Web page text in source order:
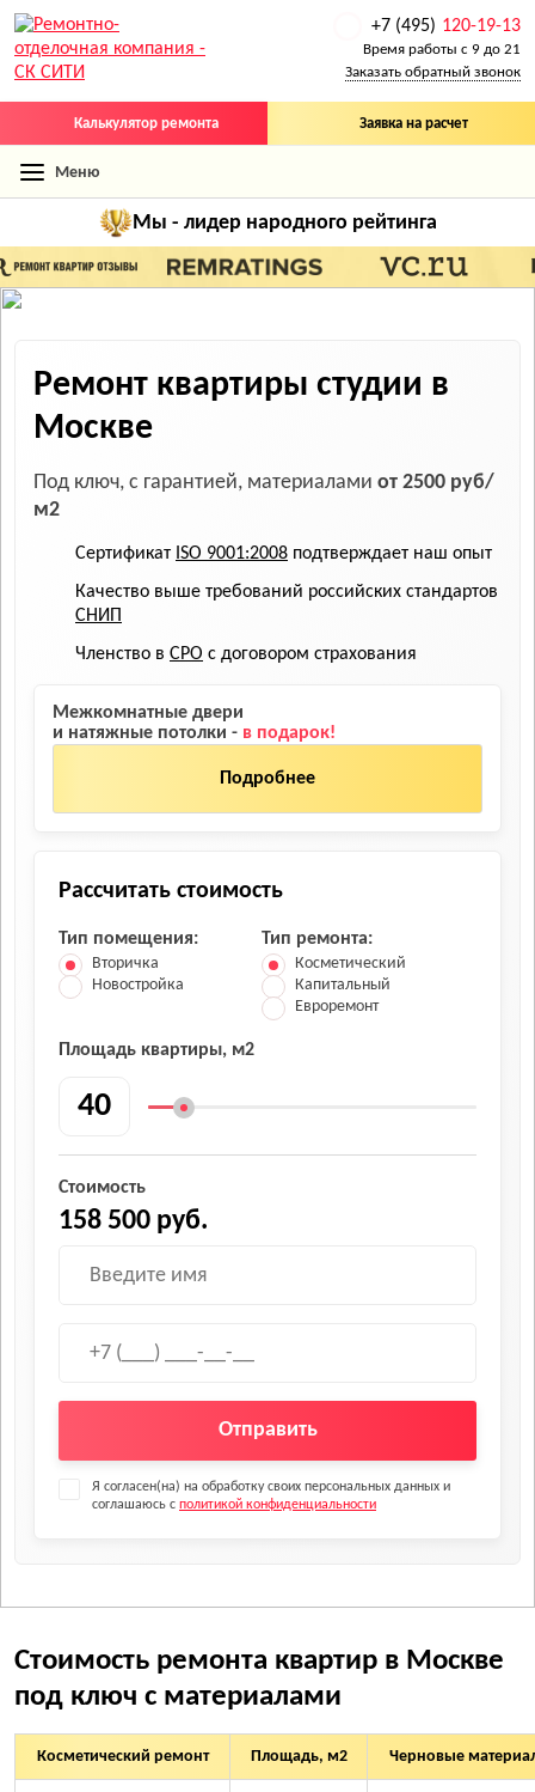
Калькулятор ремонта Заявка на расчет
+7 (495) 120-19-13
Время работы с 9 до 21
Заказать обратный звонок
Меню
Мы - лидер народного рейтинга
Ремонт квартиры студии в
Москве
Под ключ, с гарантией, материалами от 2500 руб/
м2
Сертификат ISO 9001:2008 подтверждает наш опыт
Качество выше требований российских стандартов
СНИП
Членство в СРО с договором страхования
Межкомнатные двери
и натяжные потолки - в подарок!
Подробнее
Рассчитать стоимость
Тип помещения:
Вторичка
Новостройка
Тип ремонта:
Косметический
Капитальный
Евроремонт
Площадь квартиры, м2
Стоимость
158 500 руб.
Отправить
Я согласен(на) на обработку своих персональных данных и
соглашаюсь с политикой конфиденциальности
Стоимость ремонта квартир в Москве
под ключ с материалами
Косметический ремонт Площадь, м2 Черновые